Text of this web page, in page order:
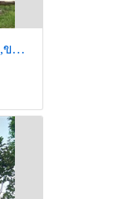
ส้มโอ ,ทองดี,ทับทิมสยาม ,ขาวน้ำผึ้ง ,ขาวแตงกวา